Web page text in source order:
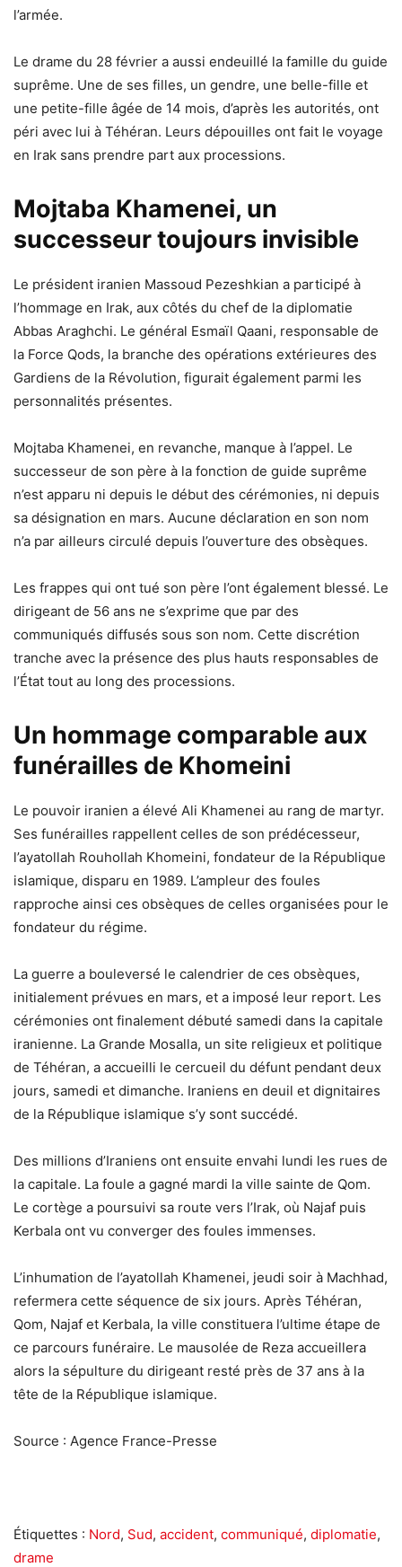
l’armée.
Le drame du 28 février a aussi endeuillé la famille du guide
suprême. Une de ses filles, un gendre, une belle-fille et
une petite-fille âgée de 14 mois, d’après les autorités, ont
péri avec lui à Téhéran. Leurs dépouilles ont fait le voyage
en Irak sans prendre part aux processions.
Mojtaba Khamenei, un
successeur toujours invisible
Le président iranien Massoud Pezeshkian a participé à
l’hommage en Irak, aux côtés du chef de la diplomatie
Abbas Araghchi. Le général Esmaïl Qaani, responsable de
la Force Qods, la branche des opérations extérieures des
Gardiens de la Révolution, figurait également parmi les
personnalités présentes.
Mojtaba Khamenei, en revanche, manque à l’appel. Le
successeur de son père à la fonction de guide suprême
n’est apparu ni depuis le début des cérémonies, ni depuis
sa désignation en mars. Aucune déclaration en son nom
n’a par ailleurs circulé depuis l’ouverture des obsèques.
Les frappes qui ont tué son père l’ont également blessé. Le
dirigeant de 56 ans ne s’exprime que par des
communiqués diffusés sous son nom. Cette discrétion
tranche avec la présence des plus hauts responsables de
l’État tout au long des processions.
Un hommage comparable aux
funérailles de Khomeini
Le pouvoir iranien a élevé Ali Khamenei au rang de martyr.
Ses funérailles rappellent celles de son prédécesseur,
l’ayatollah Rouhollah Khomeini, fondateur de la République
islamique, disparu en 1989. L’ampleur des foules
rapproche ainsi ces obsèques de celles organisées pour le
fondateur du régime.
La guerre a bouleversé le calendrier de ces obsèques,
initialement prévues en mars, et a imposé leur report. Les
cérémonies ont finalement débuté samedi dans la capitale
iranienne. La Grande Mosalla, un site religieux et politique
de Téhéran, a accueilli le cercueil du défunt pendant deux
jours, samedi et dimanche. Iraniens en deuil et dignitaires
de la République islamique s’y sont succédé.
Des millions d’Iraniens ont ensuite envahi lundi les rues de
la capitale. La foule a gagné mardi la ville sainte de Qom.
Le cortège a poursuivi sa route vers l’Irak, où Najaf puis
Kerbala ont vu converger des foules immenses.
L’inhumation de l’ayatollah Khamenei, jeudi soir à Machhad,
refermera cette séquence de six jours. Après Téhéran,
Qom, Najaf et Kerbala, la ville constituera l’ultime étape de
ce parcours funéraire. Le mausolée de Reza accueillera
alors la sépulture du dirigeant resté près de 37 ans à la
tête de la République islamique.
Source : Agence France-Presse
Étiquettes : Nord, Sud, accident, communiqué, diplomatie,
drame